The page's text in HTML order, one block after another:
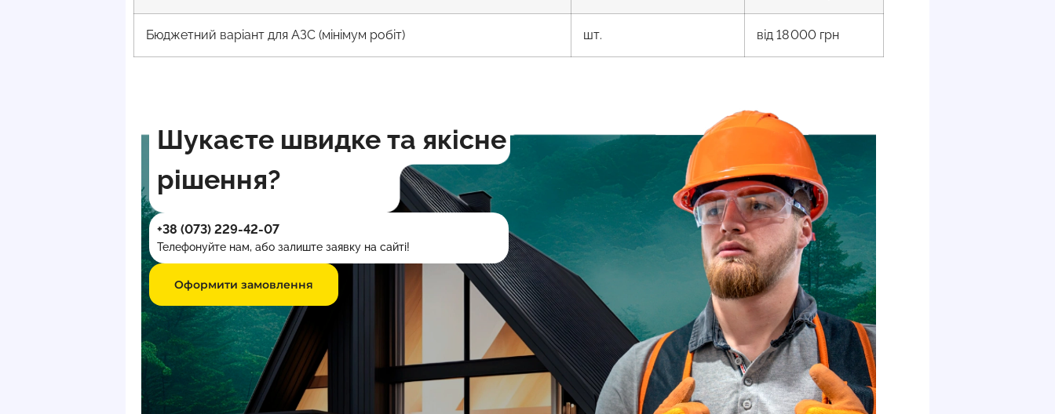
Бюджетний варіант для АЗС (мінімум робіт) шт. від 18 000 грн
Шукаєте швидке та якісне
рішення?
+38 (073) 229-42-07
Телефонуйте нам, або залиште заявку на сайті!
Оформити замовлення